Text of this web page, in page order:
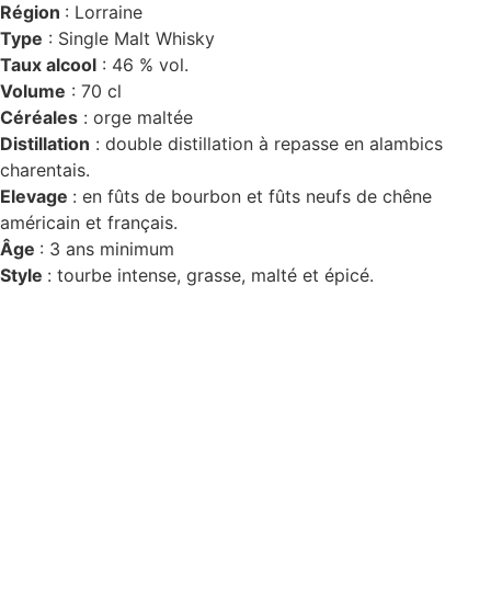
Région : Lorraine
Type : Single Malt Whisky
Taux alcool : 46 % vol.
Volume : 70 cl
Céréales : orge maltée
Distillation : double distillation à repasse en alambics
charentais.
Elevage : en fûts de bourbon et fûts neufs de chêne
américain et français.
Âge : 3 ans minimum
Style : tourbe intense, grasse, malté et épicé.